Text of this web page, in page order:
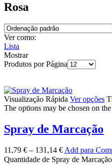
Rosa
Ver como:
Lista
Mostrar
Produtos por Página
Visualização Rápida Ver opções
The options may be chosen on
Spray de Marcação
11,79 € – 131,14 € Add para
Quantidade de Spray de Marcação